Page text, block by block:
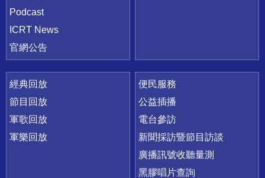
Podcast
ICRT News
官網公告
經典回放
節目回放
軍歌回放
軍樂回放
便民服務
公益插播
電台參訪
新聞採訪暨節目訪談
廣播訊號收聽量測
黑膠唱片查詢